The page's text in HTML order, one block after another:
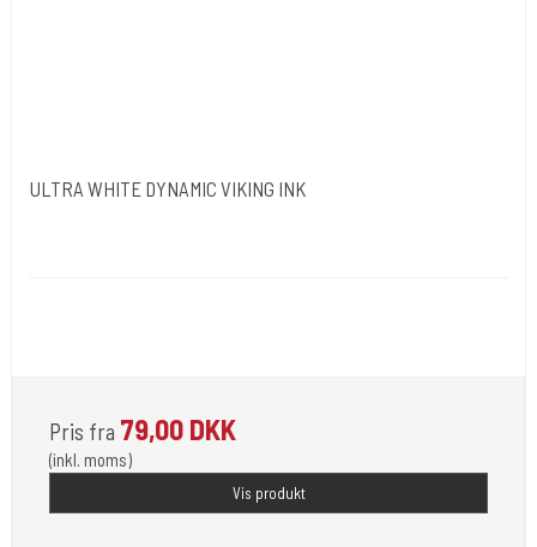
ULTRA WHITE DYNAMIC VIKING INK
Pris fra 79,00 DKK
(inkl. moms)
Vis produkt